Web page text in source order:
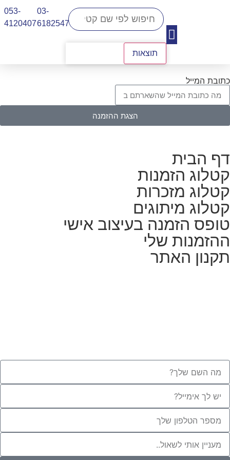
תוצאות
03-
6182547
053-
4120407​
כתובת המייל
הצגת ההזמנה
דף הבית
קטלוג הזמנות
קטלוג מזכרות
קטלוג מיתוגים
טופס הזמנה בעיצוב אישי
ההזמנות שלי
תקנון האתר